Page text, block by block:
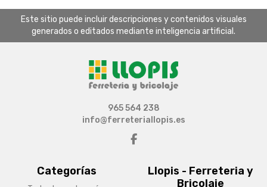
Este sitio puede incluir descripciones y contenidos visuales
generados o editados mediante inteligencia artificial.
Categorías
Llopis - Ferreteria y
Bricolaje
965 564 238
info@ferreteriallopis.es